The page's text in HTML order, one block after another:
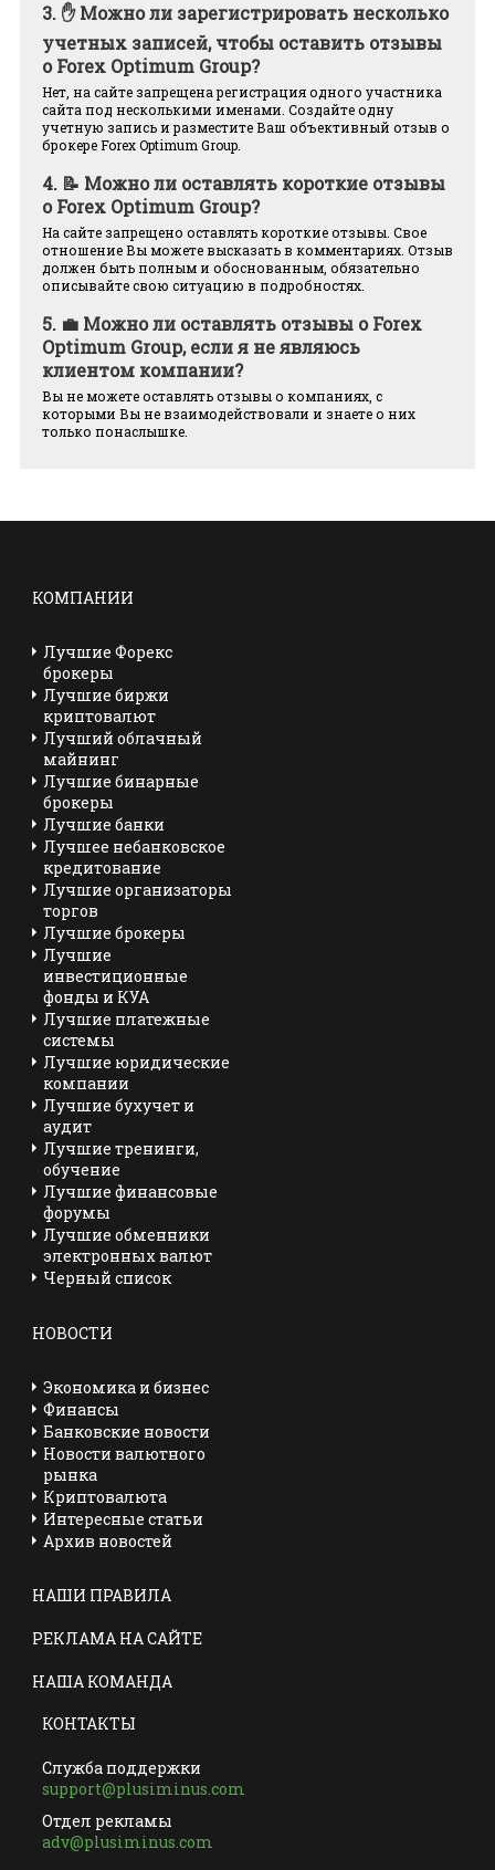
3. ✋ Можно ли зарегистрировать несколько
учетных записей, чтобы оставить отзывы
о Forex Optimum Group?
Нет, на сайте запрещена регистрация одного участника
сайта под несколькими именами. Создайте одну
учетную запись и разместите Ваш объективный отзыв о
брокере Forex Optimum Group.
4. 📝 Можно ли оставлять короткие отзывы
о Forex Optimum Group?
На сайте запрещено оставлять короткие отзывы. Свое
отношение Вы можете высказать в комментариях. Отзыв
должен быть полным и обоснованным, обязательно
описывайте свою ситуацию в подробностях.
5. 💼 Можно ли оставлять отзывы о Forex
Optimum Group, если я не являюсь
клиентом компании?
Вы не можете оставлять отзывы о компаниях, с
которыми Вы не взаимодействовали и знаете о них
только понаслышке.
КОМПАНИИ
Лучшие Форекс
брокеры
Лучшие биржи
криптовалют
Лучший облачный
майнинг
Лучшие бинарные
брокеры
Лучшие банки
Лучшее небанковское
кредитование
Лучшие организаторы
торгов
Лучшие брокеры
Лучшие
инвестиционные
фонды и КУА
Лучшие платежные
системы
Лучшие юридические
компании
Лучшие бухучет и
аудит
Лучшие тренинги,
обучение
Лучшие финансовые
форумы
Лучшие обменники
электронных валют
Черный список
НОВОСТИ
Экономика и бизнес
Финансы
Банковские новости
Новости валютного
рынка
Криптовалюта
Интересные статьи
Архив новостей
НАШИ ПРАВИЛА
РЕКЛАМА НА САЙТЕ
НАША КОМАНДА
КОНТАКТЫ
Служба поддержки
support@plusiminus.com
Отдел рекламы
adv@plusiminus.com